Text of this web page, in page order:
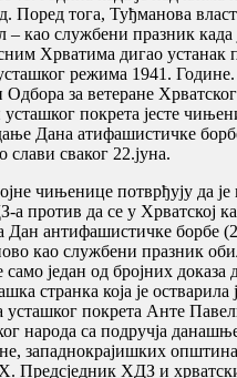
Поред тога, Туђманова власт
– као службени празник када
Хрватима дигао устанак
режима 1941. Године.
Одбора за ветеране
покрета јесте
Дана атифашистичке
слави сваког 22.јуна.
чињенице потврђују да је
а против да се у Хрватској
антифашистичке борбе
као службени празник
само један од бројних
странка која је остварила
покрета Анте
народа са подручја
западнокрајишких
Предсједник ХДЗ и